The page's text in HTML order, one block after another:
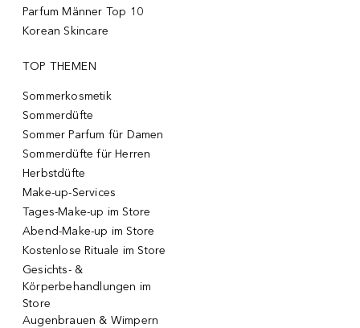
Parfum Männer Top 10
Korean Skincare
TOP THEMEN
Sommerkosmetik
Sommerdüfte
Sommer Parfum für Damen
Sommerdüfte für Herren
Herbstdüfte
Make-up-Services
Tages-Make-up im Store
Abend-Make-up im Store
Kostenlose Rituale im Store
Gesichts- &
Körperbehandlungen im
Store
Augenbrauen & Wimpern